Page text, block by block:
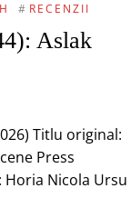
# RECENZII
Aslak
Titlu original:
Press
Nicola Ursu